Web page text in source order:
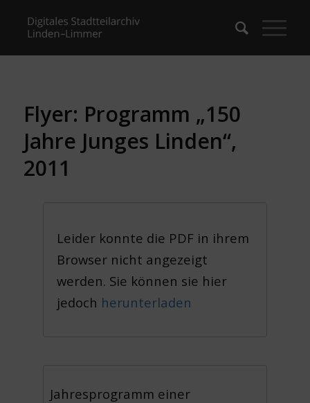
Flyer: Programm „150
Jahre Junges Linden“,
2011
Leider konnte die PDF in ihrem
Browser nicht angezeigt
werden. Sie können sie hier
jedoch herunterladen
Jahresprogramm einer